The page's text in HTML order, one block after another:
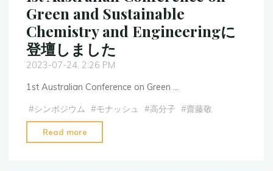
Green and Sustainable
Chemistry and Engineeringに
登壇しました
2023-07-24, 2:26 PM
1st Australian Conference on Green …
#シンポジウム #モナッシュ #高分子 #齋藤敬
Read more
Australian